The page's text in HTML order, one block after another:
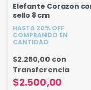
Elefante Corazon
sello 8 cm
HASTA 20% OFF
COMPRANDO EN
CANTIDAD
$2.500,00
$2.250,00 con
Transferencia